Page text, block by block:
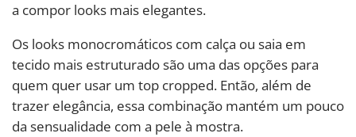
a compor looks mais elegantes.
Os looks monocromáticos com calça ou saia em
tecido mais estruturado são uma das opções para
quem quer usar um top cropped. Então, além de
trazer elegância, essa combinação mantém um pouco
da sensualidade com a pele à mostra.